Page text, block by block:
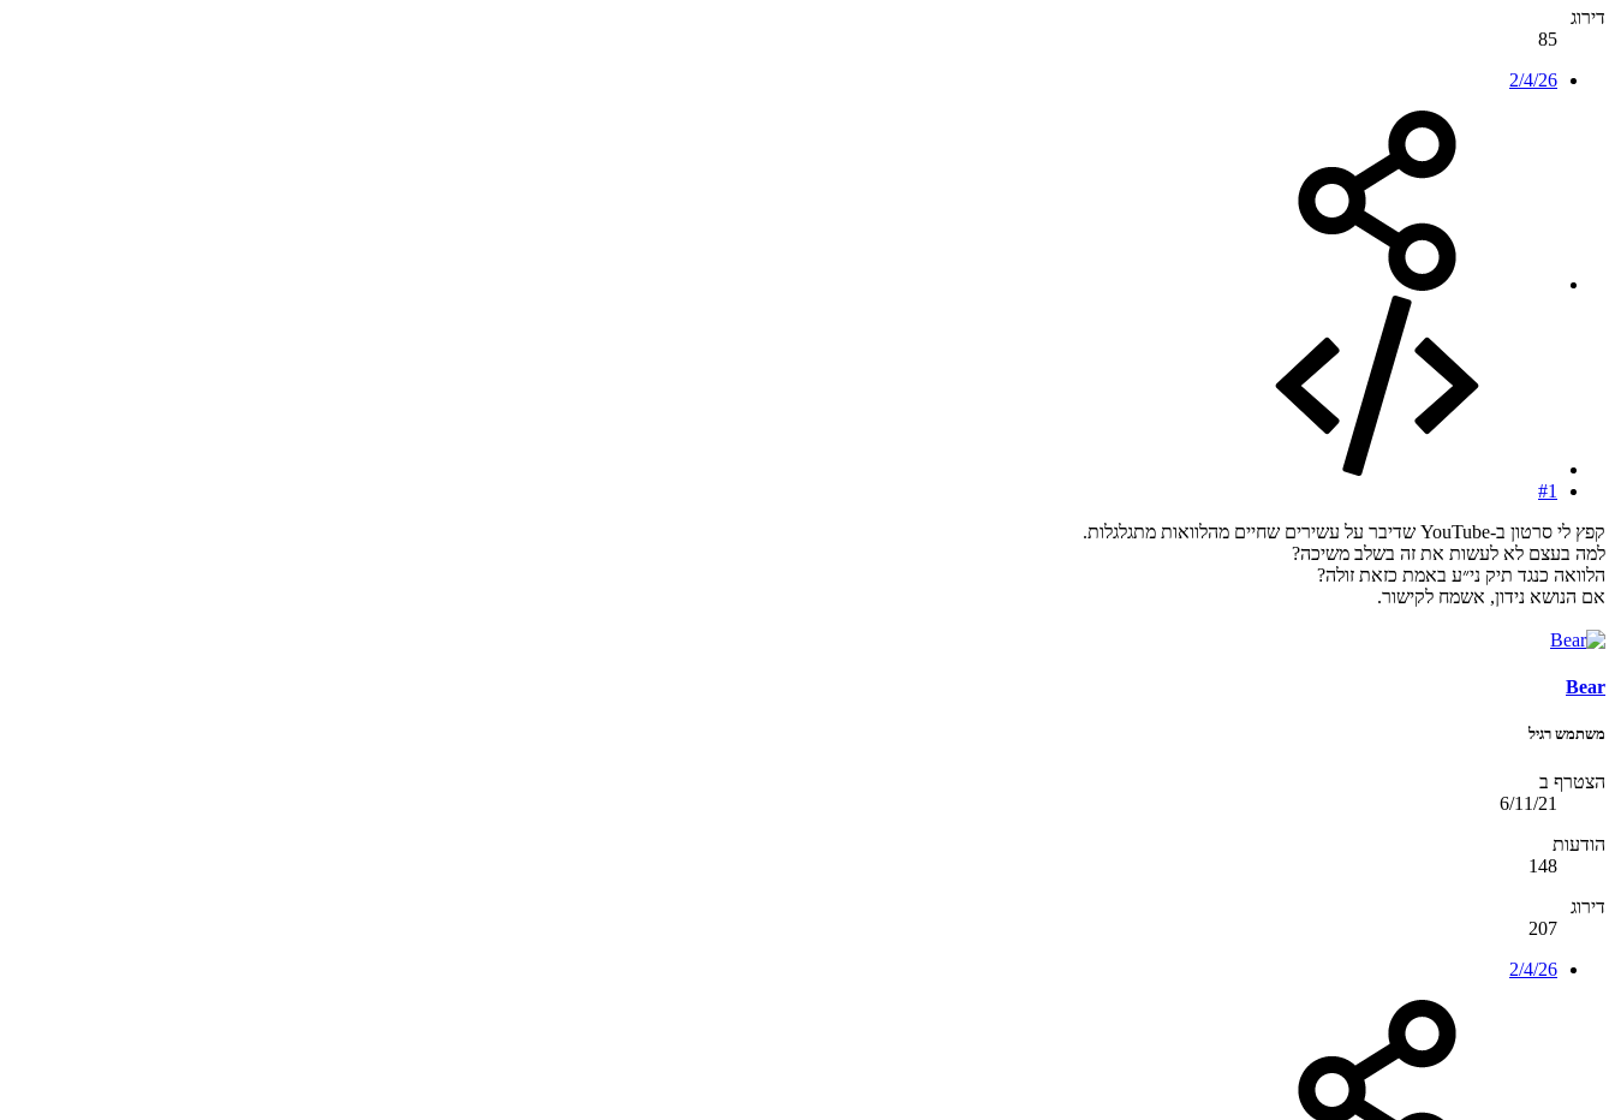
דירוג
85
2/4/26
#1
קפץ לי סרטון ב-YouTube שדיבר על עשירים שחיים מהלוואות מתגלגלות.
למה בעצם לא לעשות את זה בשלב משיכה?
הלוואה כנגד תיק ני״ע באמת כזאת זולה?
אם הנושא נידון, אשמח לקישור.
Bear
משתמש רגיל
הצטרף ב
6/11/21
הודעות
148
דירוג
207
2/4/26